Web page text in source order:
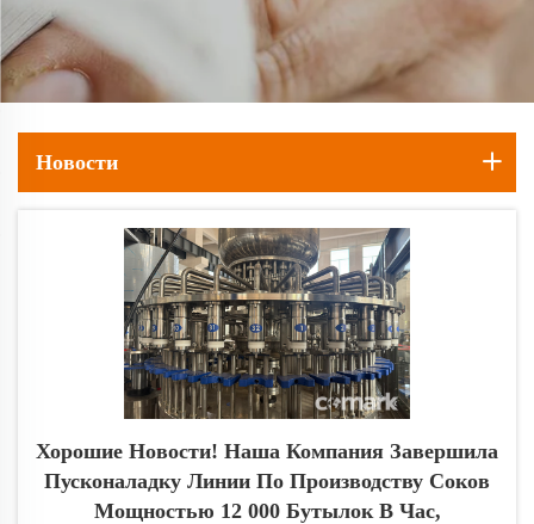
Новости
Хорошие Новости! Наша Компания Завершила
Пусконаладку Линии По Производству Соков
Мощностью 12 000 Бутылок В Час,